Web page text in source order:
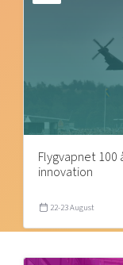
Flygvapnet
innovation
22-23 August